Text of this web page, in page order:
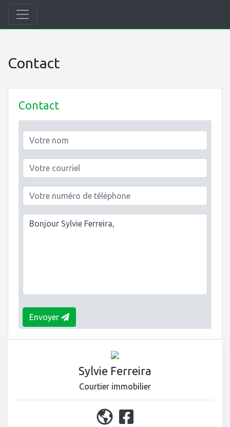
Contact
Contact
Envoyer
Sylvie Ferreira
Courtier immobilier